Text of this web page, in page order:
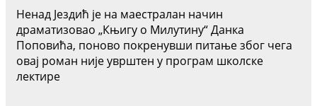
Ненад Јездић је на маестралан начин
драматизовао „Књигу о Милутину“ Данка
Поповића, поново покренувши питање због чега
овај роман није уврштен у програм школске
лектире